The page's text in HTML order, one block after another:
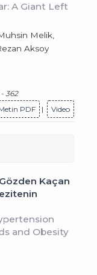
A Giant Left
Melik,
Aksoy
362
PDF | Video
Kaçan
and Obesity